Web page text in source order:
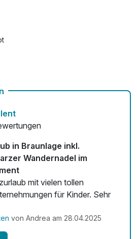
in Braunlage inkl.
Wandernadel im
mit vielen tollen
für Kinder. Sehr
von Andrea am 28.04.2025